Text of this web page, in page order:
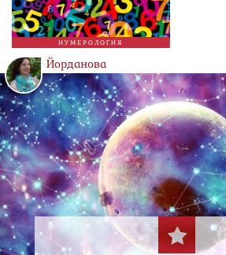
НУМЕРОЛОГИЯ
Йорданова